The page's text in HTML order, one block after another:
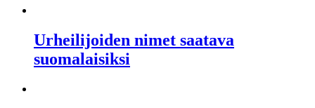
Urheilijoiden nimet saatava
suomalaisiksi